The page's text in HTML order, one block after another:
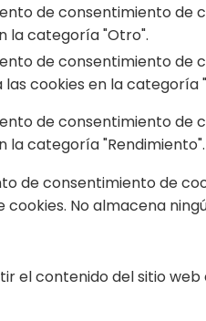
de consentimiento de
la categoría "Otro".
de consentimiento de
cookies en la categoría
de consentimiento de
la categoría "Rendimiento".
de consentimiento de
No almacena
el contenido del sitio